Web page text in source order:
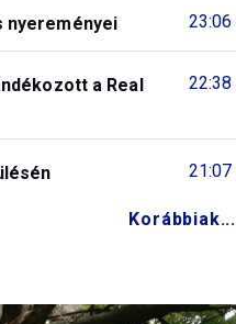
23:06
nyereményei
22:38
a Real
21:07
Korábbiak...